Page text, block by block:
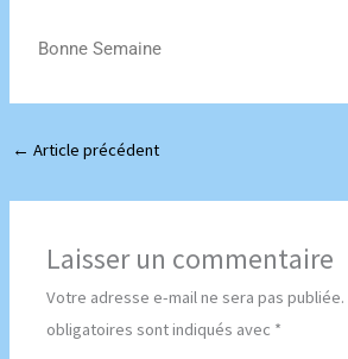
Bonne Semaine
← Article précédent
Laisser un commentaire
Votre adresse e-mail ne sera pas publiée.
obligatoires sont indiqués avec *